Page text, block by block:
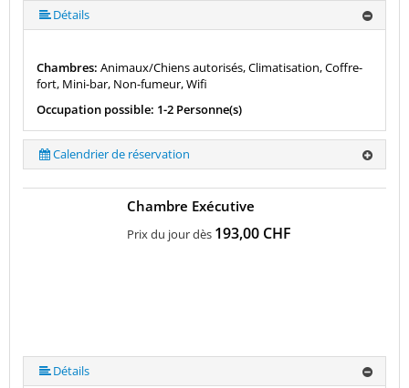
Détails
Chambres: Animaux/Chiens autorisés, Climatisation, Coffre-
fort, Mini-bar, Non-fumeur, Wifi
Occupation possible: 1-2 Personne(s)
Calendrier de réservation
Chambre Exécutive
Prix du jour dès 193,00 CHF
Détails